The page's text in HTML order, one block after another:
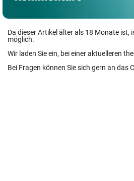
Da dieser Artikel älter als 18 Monate
möglich.
Wir laden Sie ein, bei einer aktuelleren
Bei Fragen können Sie sich gern an das